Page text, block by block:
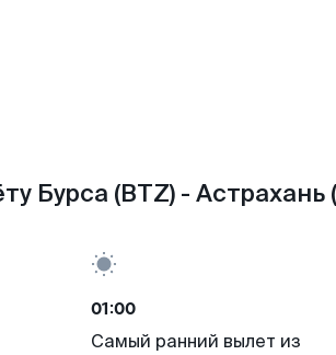
Бурса (BTZ) - Астрахань
01:00
Самый ранний вылет из